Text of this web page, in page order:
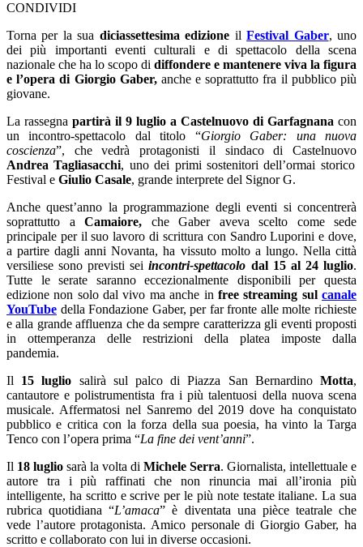
CONDIVIDI
Torna per la sua diciassettesima edizione ilFestival Gaber, uno
dei più importanti eventi culturali e di spettacolo della scena
nazionale che ha lo scopo di diffondere e mantenere viva la figura
e l’opera di Giorgio Gaber, anche e soprattutto fra il pubblico più
giovane.
La rassegna partirà il 9 luglio a Castelnuovo di Garfagnana con
un incontro-spettacolo dal titolo “Giorgio Gaber: una nuova
coscienza”, che vedrà protagonisti il sindaco di Castelnuovo
Andrea Tagliasacchi, uno dei primi sostenitori dell’ormai storico
Festival e Giulio Casale, grande interprete del Signor G.
Anche quest’anno la programmazione degli eventi si concentrerà
soprattutto a Camaiore, che Gaber aveva scelto come sede
principale per il suo lavoro di scrittura con Sandro Luporini e dove,
a partire dagli anni Novanta, ha vissuto molto a lungo. Nella città
versiliese sono previsti seiincontri-spettacolo dal 15 al 24 luglio.
Tutte le serate saranno eccezionalmente disponibili per questa
edizione non solo dal vivo ma anche in free streaming sulcanale
YouTube della Fondazione Gaber, per far fronte alle molte richieste
e alla grande affluenza che da sempre caratterizza gli eventi proposti
in ottemperanza delle restrizioni della platea imposte dalla
pandemia.
Il 15 luglio salirà sul palco di Piazza San BernardinoMotta,
cantautore e polistrumentista fra i più talentuosi della nuova scena
musicale. Affermatosi nel Sanremo del 2019 dove ha conquistato
pubblico e critica con la forza della sua poesia, ha vinto la Targa
Tenco con l’opera prima “La fine dei vent’anni”.
Il 18 luglio sarà la volta di Michele Serra. Giornalista, intellettuale e
autore tra i più raffinati che non rinuncia mai all’ironia più
intelligente, ha scritto e scrive per le più note testate italiane. La sua
rubrica quotidiana “L’amaca” è diventata una pièce teatrale che
vede l’autore protagonista. Amico personale di Giorgio Gaber, ha
scritto e collaborato con lui in diverse occasioni.